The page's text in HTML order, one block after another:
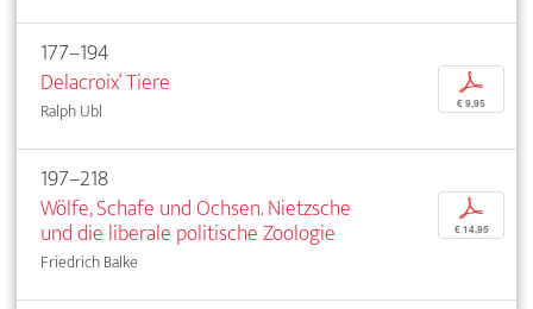
177–194
Delacroix‘ Tiere
Ralph Ubl
p
€ 9,95
197–218
Wölfe, Schafe und Ochsen. Nietzsche
und die liberale politische Zoologie
Friedrich Balke
p
€ 14,95